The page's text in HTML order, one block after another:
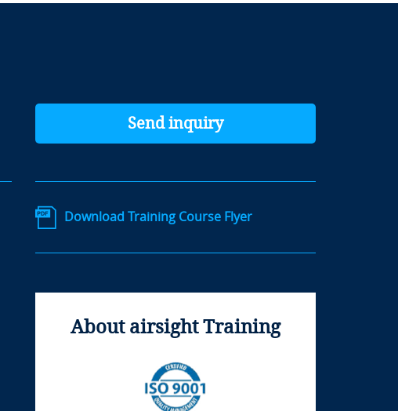
Send inquiry
Download Training Course Flyer
About airsight Training